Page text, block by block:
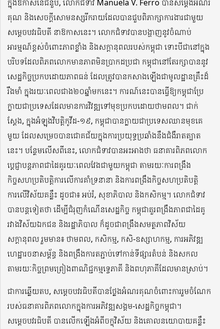
ក្នុងឱកាសនៃជំនួប, លោកជំទាវ Manuela V. Ferro បានសម្ដែងអំណរ
គុណ និងសេចក្តីសោមនស្សរីករាយដែលបានជួបពិភាក្សាការងារជាមួយ
សម្ដេចបវរធិបតី នាឱកាសនេះ។ លោកជំទាវបានបង្ហាញនូវចំណាប់
អារម្មណ៍ខ្ពស់ចំពោះភាពខ្លាំង និងសក្ដានុពលរបស់កម្ពុជា ទោះបីជានៅក្នុង
បរិបទដែលពិភពលោកមានភាពមិនប្រាកដប្រជា កម្ពុជានៅតែរក្សាបាននូវ
សេដ្ឋកិច្ចប្រកបដោយភាពធន់ ដែលត្រូវបានកសាងឡើងជាមូលដ្ឋានគ្រឹះដ៏
រឹងមាំ ក្នុងរយៈពេលជាង២០ឆ្នាំមកនេះ។ ការណ៍នេះបានធ្វើឱ្យកម្ពុជាប្រែ
ក្លាយជាប្រទេសដែលមានការវិវឌ្ឍទៅមុខប្រកបដោយថាមពល។ ជាក់
ស្ដែង, ក្នុងអំឡុងវិបត្តិកូវីដ-១៩, កម្ពុជាបានក្លាយជាប្រទេសឈានមុខគេ
មួយ ដែលសម្រេចបានជោគជ័យក្នុងការប្រយុទ្ធប្រឆាំងនឹងជំងឺរាតត្បាត
នេះ។ បន្ថែមលើសពីនេះ, លោកជំទាវបានអះអាងថា ធនាគារពិភពលោក
ប្ដេជ្ញាបន្តភាពជាដៃគូរយៈពេលវែងជាមួយកម្ពុជា តាមរយៈការពង្រឹង
កិច្ចសហប្រតិបត្តិការលើការគាំទ្រនានា និងការពង្រឹងកិច្ចសហប្រតិបត្តិ
ការលើវិស័យគន្លឹះ ដូចជា៖ អប់រំ, សុខាភិបាល និងកសិកម្ម។ លោកជំទាវ
បានបន្តទៀតថា ដើម្បីជំរុញកំណើនសេដ្ឋកិច្ច កម្ពុជាគួរពង្រឹងភាពជាដៃគូ
រវាងវិស័យឯកជន និងរដ្ឋាភិបាល ក៏ដូចជាពង្រឹងសមត្ថភាពវិស័យ
សក្ដានុពល រួមមាន៖ ថាមពល, កសិកម្ម, កសិ-ឧស្សាហកម្ម, ការអភិវឌ្ឍ
ហេដ្ឋារចនាសម្ព័ន្ធ និងពង្រឹងការតភ្ជាប់ទៅកាន់ទីផ្សារតំបន់ និងសកល
តាមរយៈកិច្ចព្រមព្រៀងពាណិជ្ជកម្មទ្វេភាគី និងពហុភាគីដែលមានស្រាប់។
ជាការឆ្លើយតប, សម្ដេចបវរធិបតីបានថ្លែងអំណរគុណចំពោះការរួមចំណែក
របស់ធនាគារពិភពលោកក្នុងការអភិវឌ្ឍសង្គម-សេដ្ឋកិច្ចកម្ពុជា។
សម្ដេចបវរធិបតី បានលើកឡើងអំពីចក្ខុវិស័យ និងគោលនយោបាយគន្លឹះ